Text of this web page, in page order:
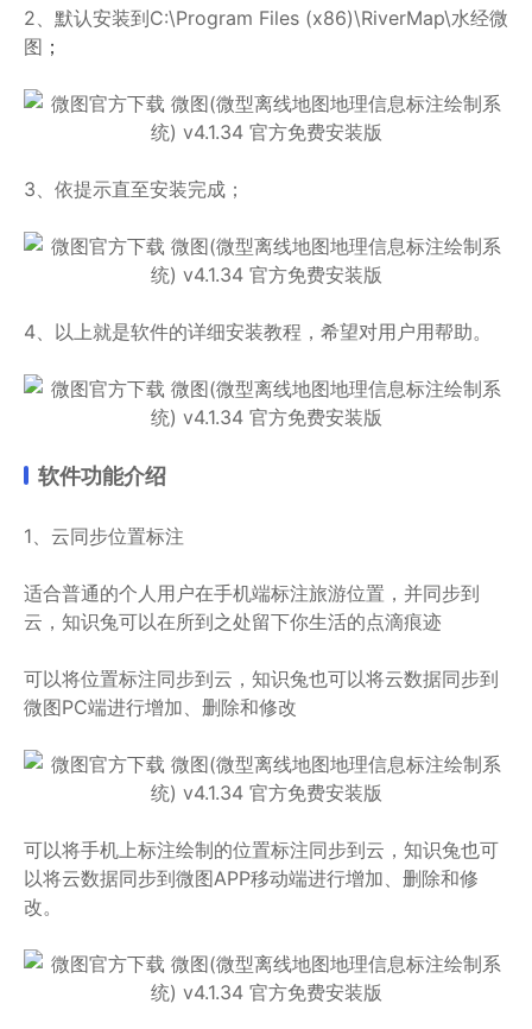
2、默认安装到C:\Program Files (x86)\RiverMap\水经微
图 ；
3、依提示直至安装完成；
4、以上就是软件的详细安装教程，希望对用户用帮助。
软件功能介绍
1、云同步位置标注
适合普通的个人用户在手机端标注旅游位置，并同步到
云，知识兔可以在所到之处留下你生活的点滴痕迹
可以将位置标注同步到云，知识兔也可以将云数据同步到
微图PC端进行增加、删除和修改
可以将手机上标注绘制的位置标注同步到云，知识兔也可
以将云数据同步到微图APP移动端进行增加、删除和修
改。